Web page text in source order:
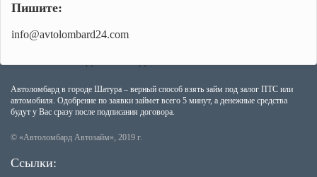
Пишите:
info@avtolombard24.com
Автоломбард в городе Шатура – верный способ взять займ под залог ПТС или
автомобиля. Одобрение по заявки займет всего 5 минут, а денежные средства
будут у Вас сразу после подписания договора.
© «Автоломбард Автозайм», 2019 г.
Ссылки: